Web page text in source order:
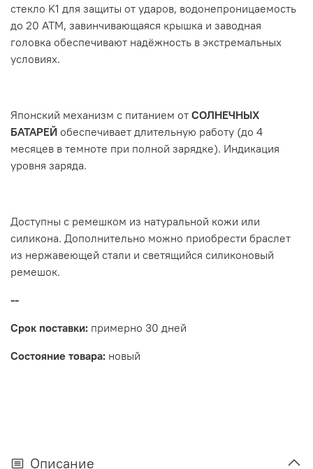
стекло K1 для защиты от ударов, водонепроницаемость
до 20 АТМ, завинчивающаяся крышка и заводная
головка обеспечивают надёжность в экстремальных
условиях.
Японский механизм с питанием от СОЛНЕЧНЫХ
БАТАРЕЙ обеспечивает длительную работу (до 4
месяцев в темноте при полной зарядке). Индикация
уровня заряда.
Доступны с ремешком из натуральной кожи или
силикона. Дополнительно можно приобрести браслет
из нержавеющей стали и светящийся силиконовый
ремешок.
--
Срок поставки: примерно 30 дней
Состояние товара: новый
Описание